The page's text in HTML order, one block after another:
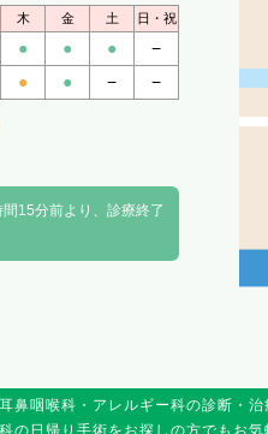
木 金 土 日・祝
● ● ● −
● ● − −
15分前より、診療終了
咽喉科・アレルギー科の診断・治
日帰り手術をお探しの方でもお